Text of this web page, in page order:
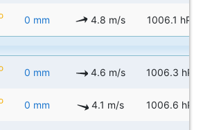
0 mm 4.8 m/s 1006.1 hPa
0 mm 4.6 m/s 1006.3 hPa
0 mm 4.1 m/s 1006.6 hPa